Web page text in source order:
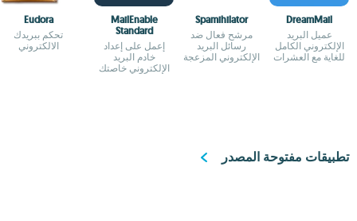
DreamMail
عميل البريد
الإلكتروني الكامل
للغاية مع العشرات
Spamihilator
مرشح فعال ضد
رسائل البريد
الإلكتروني المزعجة
MailEnable
Standard
إعمل على إعداد
خادم البريد
الإلكتروني خاصتك
Eudora
تحكم ببريدك
الالكتروني
تطبيقات مفتوحة المصدر